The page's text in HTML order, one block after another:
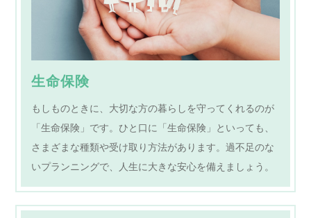
生命保険
もしものときに、大切な方の暮らしを守ってくれるのが
「生命保険」です。ひと口に「生命保険」といっても、
さまざまな種類や受け取り方法があります。過不足のな
いプランニングで、人生に大きな安心を備えましょう。